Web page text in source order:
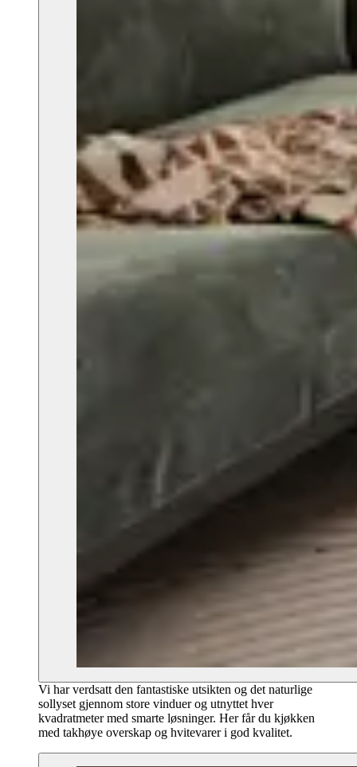
Vi har verdsatt den fantastiske utsikten og det naturlige
sollyset gjennom store vinduer og utnyttet hver
kvadratmeter med smarte løsninger. Her får du kjøkken
med takhøye overskap og hvitevarer i god kvalitet.